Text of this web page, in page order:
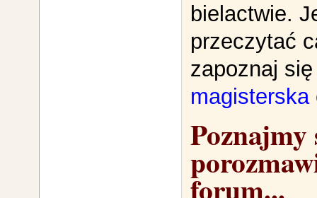
bielactwie.
przeczytać
zapoznaj
magisterska
Poznajmy
forum...